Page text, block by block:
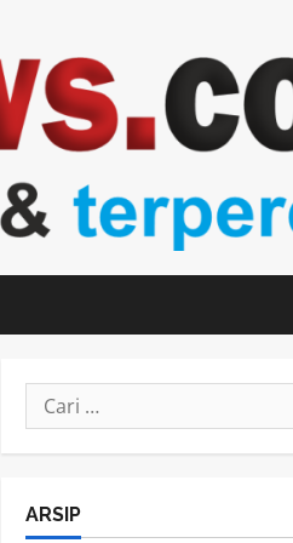
Cari
untuk:
ARSIP